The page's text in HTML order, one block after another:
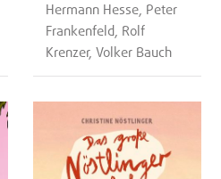
Hermann Hesse, Peter
Frankenfeld, Rolf
Krenzer, Volker Bauch